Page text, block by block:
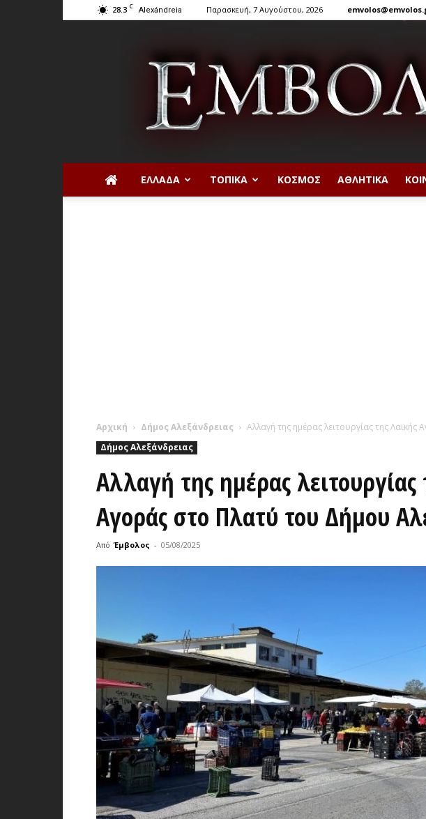
28.3 C Alexándreia Παρασκευή, 7 Αυγούστου, 2026
ΕΛΛΆΔΑ ΤΟΠΙΚΆ ΚΌΣΜΟΣ ΑΘΛΗΤΙΚΆ
Αρχική Δήμος Αλεξάνδρειας
Αλλαγή της ημέρας λειτουργίας της
Δήμος Αλεξάνδρειας
Αλλαγή της ημέρας λειτουργίας
Αγοράς στo Πλατύ του Δήμου
Από Έμβολος - 05/08/2025